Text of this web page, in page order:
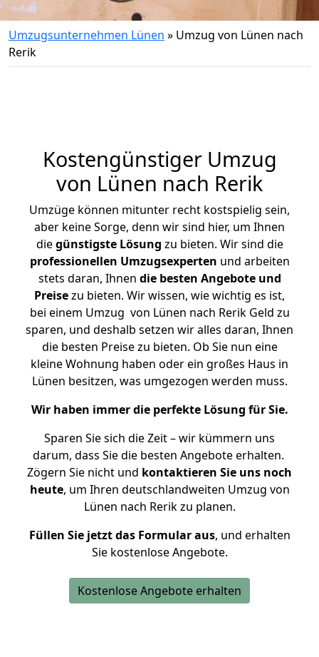
Umzugsunternehmen Lünen » Umzug von Lünen nach
Rerik
Kostengünstiger Umzug
von Lünen nach Rerik
Umzüge können mitunter recht kostspielig sein,
aber keine Sorge, denn wir sind hier, um Ihnen
diegünstigste Lösung zu bieten. Wir sind die
professionellen Umzugsexperten und arbeiten
stets daran, Ihnen die besten Angebote und
Preisezu bieten. Wir wissen, wie wichtig es ist,
bei einem Umzug von Lünen nach Rerik Geld zu
sparen, und deshalb setzen wir alles daran, Ihnen
die besten Preise zu bieten. Ob Sie nun eine
kleine Wohnung haben oder ein großes Haus in
Lünen besitzen, was umgezogen werden muss.
Wir haben immer die perfekte Lösung für Sie.
Sparen Sie sich die Zeit – wir kümmern uns
darum, dass Sie die besten Angebote erhalten.
Zögern Sie nicht und kontaktieren Sie uns noch
heute, um Ihren deutschlandweiten Umzug von
Lünen nach Rerik zu planen.
Füllen Sie jetzt das Formular aus, und erhalten
Sie kostenlose Angebote.
Kostenlose Angebote erhalten